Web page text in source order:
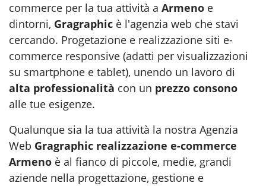
commerce per la tua attività a Armeno e
dintorni, Gragraphic è l'agenzia web che stavi
cercando. Progetazione e realizzazione siti e-
commerce responsive (adatti per visualizzazioni
su smartphone e tablet), unendo un lavoro di
alta professionalità con un prezzo consono
alle tue esigenze.
Qualunque sia la tua attività la nostra Agenzia
Web Gragraphic realizzazione e-commerce
Armeno è al fianco di piccole, medie, grandi
aziende nella progettazione, gestione e